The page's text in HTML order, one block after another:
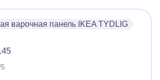
варочная панель IKEA TYDLIG